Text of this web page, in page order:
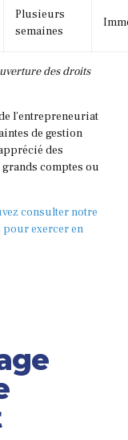
Plusieurs
semaines
des droits
l’entrepreneuriat
de gestion
des
comptes ou
consulter notre
exercer en